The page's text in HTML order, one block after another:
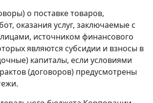
о поставке товаров,
оказания услуг, заключаемые с
источником финансового
являются субсидии и взносы в
капиталы, если условиями
(договоров) предусмотрены